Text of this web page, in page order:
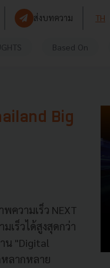
ส่งบทความ TH
Based On
Big
ความเร็ว NEXT
เร็วได้สูงสุดกว่า
น "Digital
หลากหลาย